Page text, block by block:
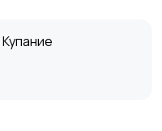
Купание